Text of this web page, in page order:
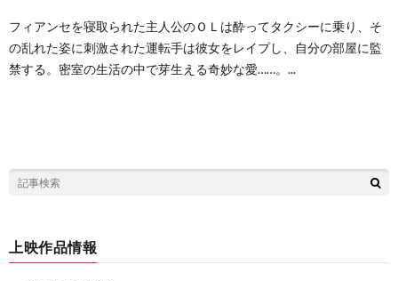
フィアンセを寝取られた主人公のＯＬは酔ってタクシーに乗り、そ
の乱れた姿に刺激された運転手は彼女をレイプし、自分の部屋に監
禁する。密室の生活の中で芽生える奇妙な愛……。...
上映作品情報